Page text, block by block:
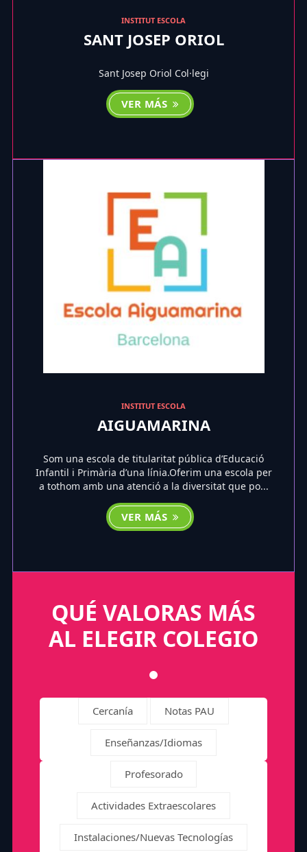
INSTITUT ESCOLA
SANT JOSEP ORIOL
Sant Josep Oriol Col·legi
VER MÁS
INSTITUT ESCOLA
AIGUAMARINA
Som una escola de titularitat pública d’Educació
Infantil i Primària d’una línia.Oferim una escola per
a tothom amb una atenció a la diversitat que po...
VER MÁS
QUÉ VALORAS MÁS
AL ELEGIR COLEGIO
Cercanía Notas PAU
Enseñanzas/Idiomas
Profesorado
Actividades Extraescolares
Instalaciones/Nuevas Tecnologías